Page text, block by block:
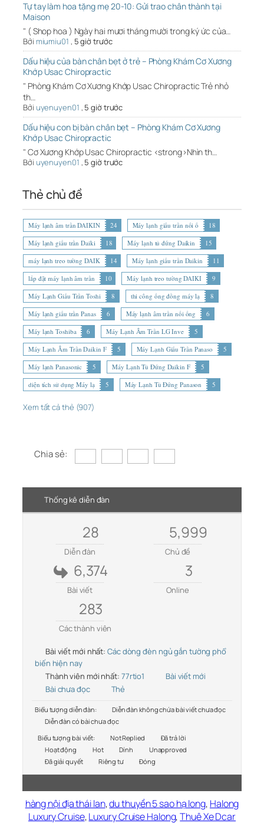
Tự tay làm hoa tặng mẹ 20-10: Gửi trao chân thành tại
Maison
" ( Shop hoa ) Ngày hai mươi tháng mười trong ký ức của…
Bởi miumiu01 , 5 giờ trước
Dấu hiệu của bàn chân bẹt ở trẻ – Phòng Khám Cơ Xương
Khớp Usac Chiropractic
" Phòng Khám Cơ Xương Khớp Usac Chiropractic Trẻ nhỏ
th…
Bởi uyenuyen01 , 5 giờ trước
Dấu hiệu con bị bàn chân bẹt – Phòng Khám Cơ Xương
Khớp Usac Chiropractic
" Cơ Xương Khớp Usac Chiropractic <strong>Nhìn th…
Bởi uyenuyen01 , 5 giờ trước
Thẻ chủ đề
Máy lạnh âm trần DAIKIN 24 Máy lạnh giấu trần nối ố
18
Máy lạnh giấu trần Daiki
18 Máy lạnh tủ đứng Daikin
15
máy lạnh treo tường DAIK
14 Máy lạnh giấu trần Daikin
11
lắp đặt máy lạnh âm trần
10 Máy lạnh treo tường DAIKI
9
Máy Lạnh Giấu Trần Toshi
8 thi công ống đồng máy lạ
8
Máy lạnh giấu trần Panas
6 Máy lạnh âm trần nối ống
6
Máy lạnh Toshiba
6 Máy Lạnh Âm Trần LG Inve
5
Máy Lạnh Âm Trần Daikin F
5 Máy Lạnh Giấu Trần Panaso
5
Máy lạnh Panasonic
5 Máy Lạnh Tủ Đứng Daikin F
5
diện tích sử dụng Máy lạ
5 Máy Lạnh Tủ Đứng Panason 5
Xem tất cả thẻ (907)
Chia sẻ:
Thống kê diễn đàn
28
Diễn đàn
5,999
Chủ đề
6,374
Bài viết
3
Online
283
Các thành viên
Bài viết mới nhất: Các dòng đèn ngủ gắn tường phổ
biến hiện nay
Thành viên mới nhất: 77rtio1
Bài viết mới
Bài chưa đọc
Thẻ
Biểu tượng diễn đàn:
Diễn đàn không chứa bài viết chưa đọc
Diễn đàn có bài chưa đọc
Biểu tượng bài viết:
Not Replied
Đã trả lời
Hoạt động
Hot Dính
Unapproved
Đã giải quyết
Riêng tư Đóng
hàng nội địa thái lan,du thuyền 5 sao hạ long, Halong
Luxury Cruise,Luxury Cruise Halong,Thuê Xe Dcar